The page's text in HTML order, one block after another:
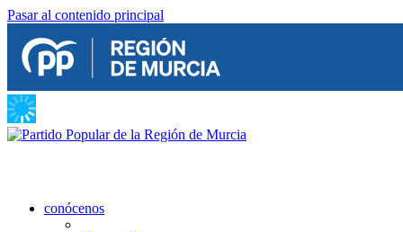
Pasar al contenido principal
conócenos